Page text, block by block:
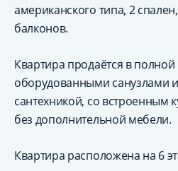
американского типа, 2
балконов.
Квартира продаётся в полной
оборудованными санузлами
сантехникой, со встроенным
без дополнительной мебели.
Квартира расположена на 6